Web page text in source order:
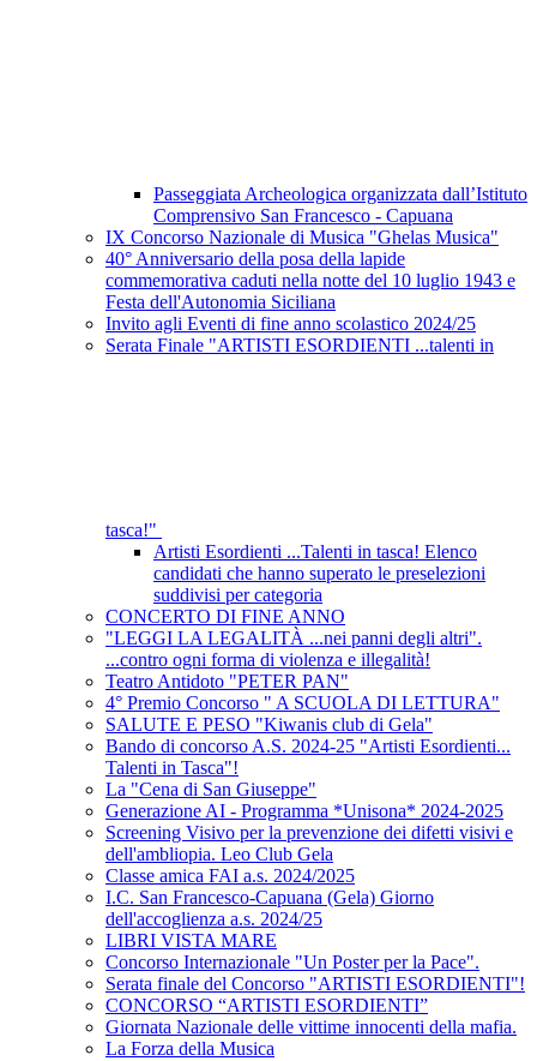
Passeggiata Archeologica organizzata dall’Istituto
Comprensivo San Francesco - Capuana
IX Concorso Nazionale di Musica "Ghelas Musica"
40° Anniversario della posa della lapide
commemorativa caduti nella notte del 10 luglio 1943 e
Festa dell'Autonomia Siciliana
Invito agli Eventi di fine anno scolastico 2024/25
Serata Finale "ARTISTI ESORDIENTI ...talenti in
tasca!"
Artisti Esordienti ...Talenti in tasca! Elenco
candidati che hanno superato le preselezioni
suddivisi per categoria
CONCERTO DI FINE ANNO
"LEGGI LA LEGALITÀ ...nei panni degli altri".
...contro ogni forma di violenza e illegalità!
Teatro Antidoto "PETER PAN"
4° Premio Concorso " A SCUOLA DI LETTURA"
SALUTE E PESO "Kiwanis club di Gela"
Bando di concorso A.S. 2024-25 "Artisti Esordienti...
Talenti in Tasca"!
La "Cena di San Giuseppe"
Generazione AI - Programma *Unisona* 2024-2025
Screening Visivo per la prevenzione dei difetti visivi e
dell'ambliopia. Leo Club Gela
Classe amica FAI a.s. 2024/2025
I.C. San Francesco-Capuana (Gela) Giorno
dell'accoglienza a.s. 2024/25
LIBRI VISTA MARE
Concorso Internazionale "Un Poster per la Pace".
Serata finale del Concorso "ARTISTI ESORDIENTI"!
CONCORSO “ARTISTI ESORDIENTI”
Giornata Nazionale delle vittime innocenti della mafia.
La Forza della Musica